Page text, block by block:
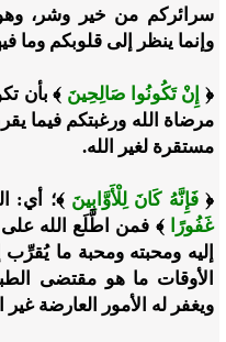
سرائركم من خير وشر، وهو
وإنما ينظر إلى قلوبكم وما
﴿ إِنْ تَكُونُوا صَالِحِينَ ﴾ بأن
مرضاة الله ورغبتكم فيما
مستقرة لغير الله.
﴿فَإِنَّهُ كَانَ لِلْأَوَّابِينَ ﴾؛ أي:
غَفُورًا
﴾ فمن اطَّلَع الله على
إليه ومحبته ومحبة ما
الأوقات ما هو مقتضى
ويغفر له الأمور العارضة